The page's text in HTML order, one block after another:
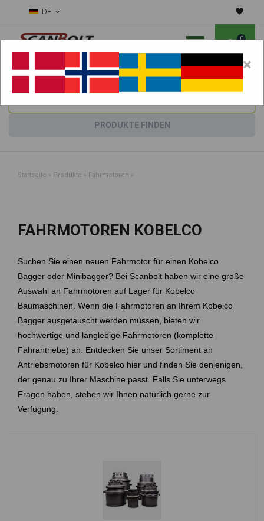
DE
0
Benötigen Sie Hilfe bei Verschleißteilen?Maschine wählen:
PRODUKTE FINDEN
Startseite » Produkte » Fahrmotoren »
FAHRMOTOREN KOBELCO
Suchen Sie einen neuen Fahrmotor für einen Kobelco
Bagger oder Minibagger? Bei Scanbolt haben wir eine große
Auswahl an Fahrmotoren auf Lager für Kobelco
Baumaschinen. Wenn die Fahrmotoren an Ihrem Kobelco
Bagger ausgetauscht werden müssen, bieten wir
hochwertige und langlebige Fahrmotoren (komplette
Fahrantriebe) an. Entdecken Sie unser Sortiment an
Antriebsmotoren für Kobelco hier und finden Sie denjenigen,
der genau zu Ihrer Maschine passt. Falls Sie unterwegs
Fragen haben, stehen wir Ihnen natürlich gerne zur
Verfügung.
×